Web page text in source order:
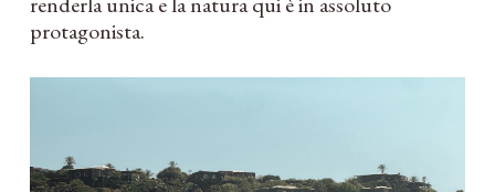
protagonista.